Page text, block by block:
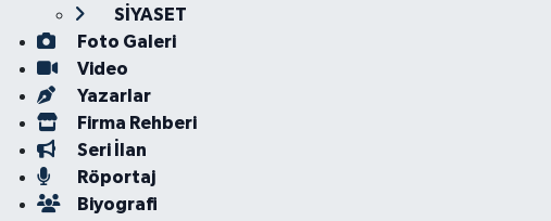
SİYASET
Foto Galeri
Video
Yazarlar
Firma Rehberi
Seri İlan
Röportaj
Biyografi